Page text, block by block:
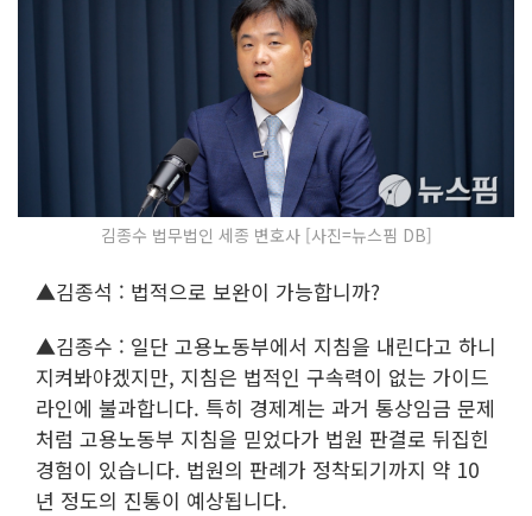
김종수 법무법인 세종 변호사 [사진=뉴스핌 DB]
▲김종석 : 법적으로 보완이 가능합니까?
▲김종수 : 일단 고용노동부에서 지침을 내린다고 하니
지켜봐야겠지만, 지침은 법적인 구속력이 없는 가이드
라인에 불과합니다. 특히 경제계는 과거 통상임금 문제
처럼 고용노동부 지침을 믿었다가 법원 판결로 뒤집힌
경험이 있습니다. 법원의 판례가 정착되기까지 약 10
년 정도의 진통이 예상됩니다.